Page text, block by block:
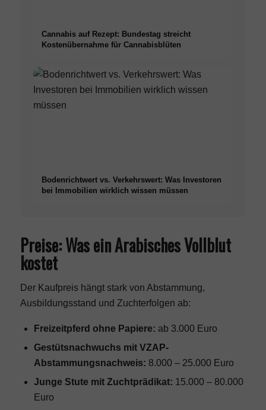
Cannabis auf Rezept: Bundestag streicht
Kostenübernahme für Cannabisblüten
Bodenrichtwert vs. Verkehrswert: Was Investoren
bei Immobilien wirklich wissen müssen
Preise: Was ein Arabisches Vollblut
kostet
Der Kaufpreis hängt stark von Abstammung,
Ausbildungsstand und Zuchterfolgen ab:
Freizeitpferd ohne Papiere: ab 3.000 Euro
Gestütsnachwuchs mit VZAP-
Abstammungsnachweis: 8.000 – 25.000 Euro
Junge Stute mit Zuchtprädikat: 15.000 – 80.000
Euro